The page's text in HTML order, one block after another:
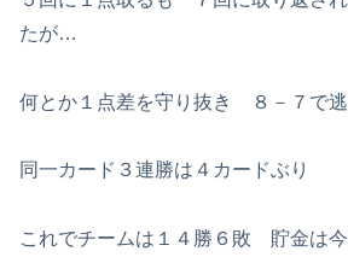
たが…
何とか１点差を守り抜き ８－７で逃
同一カード３連勝は４カードぶり
これでチームは１４勝６敗 貯金は